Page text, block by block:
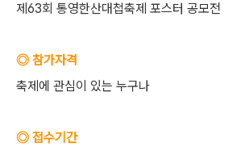
제63회 통영한산대첩축제 포스터 공모전
◎ 참가자격
축제에 관심이 있는 누구나
◎ 접수기간